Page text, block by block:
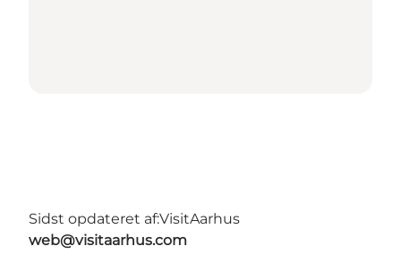
Sidst opdateret af:VisitAarhus
web@visitaarhus.com